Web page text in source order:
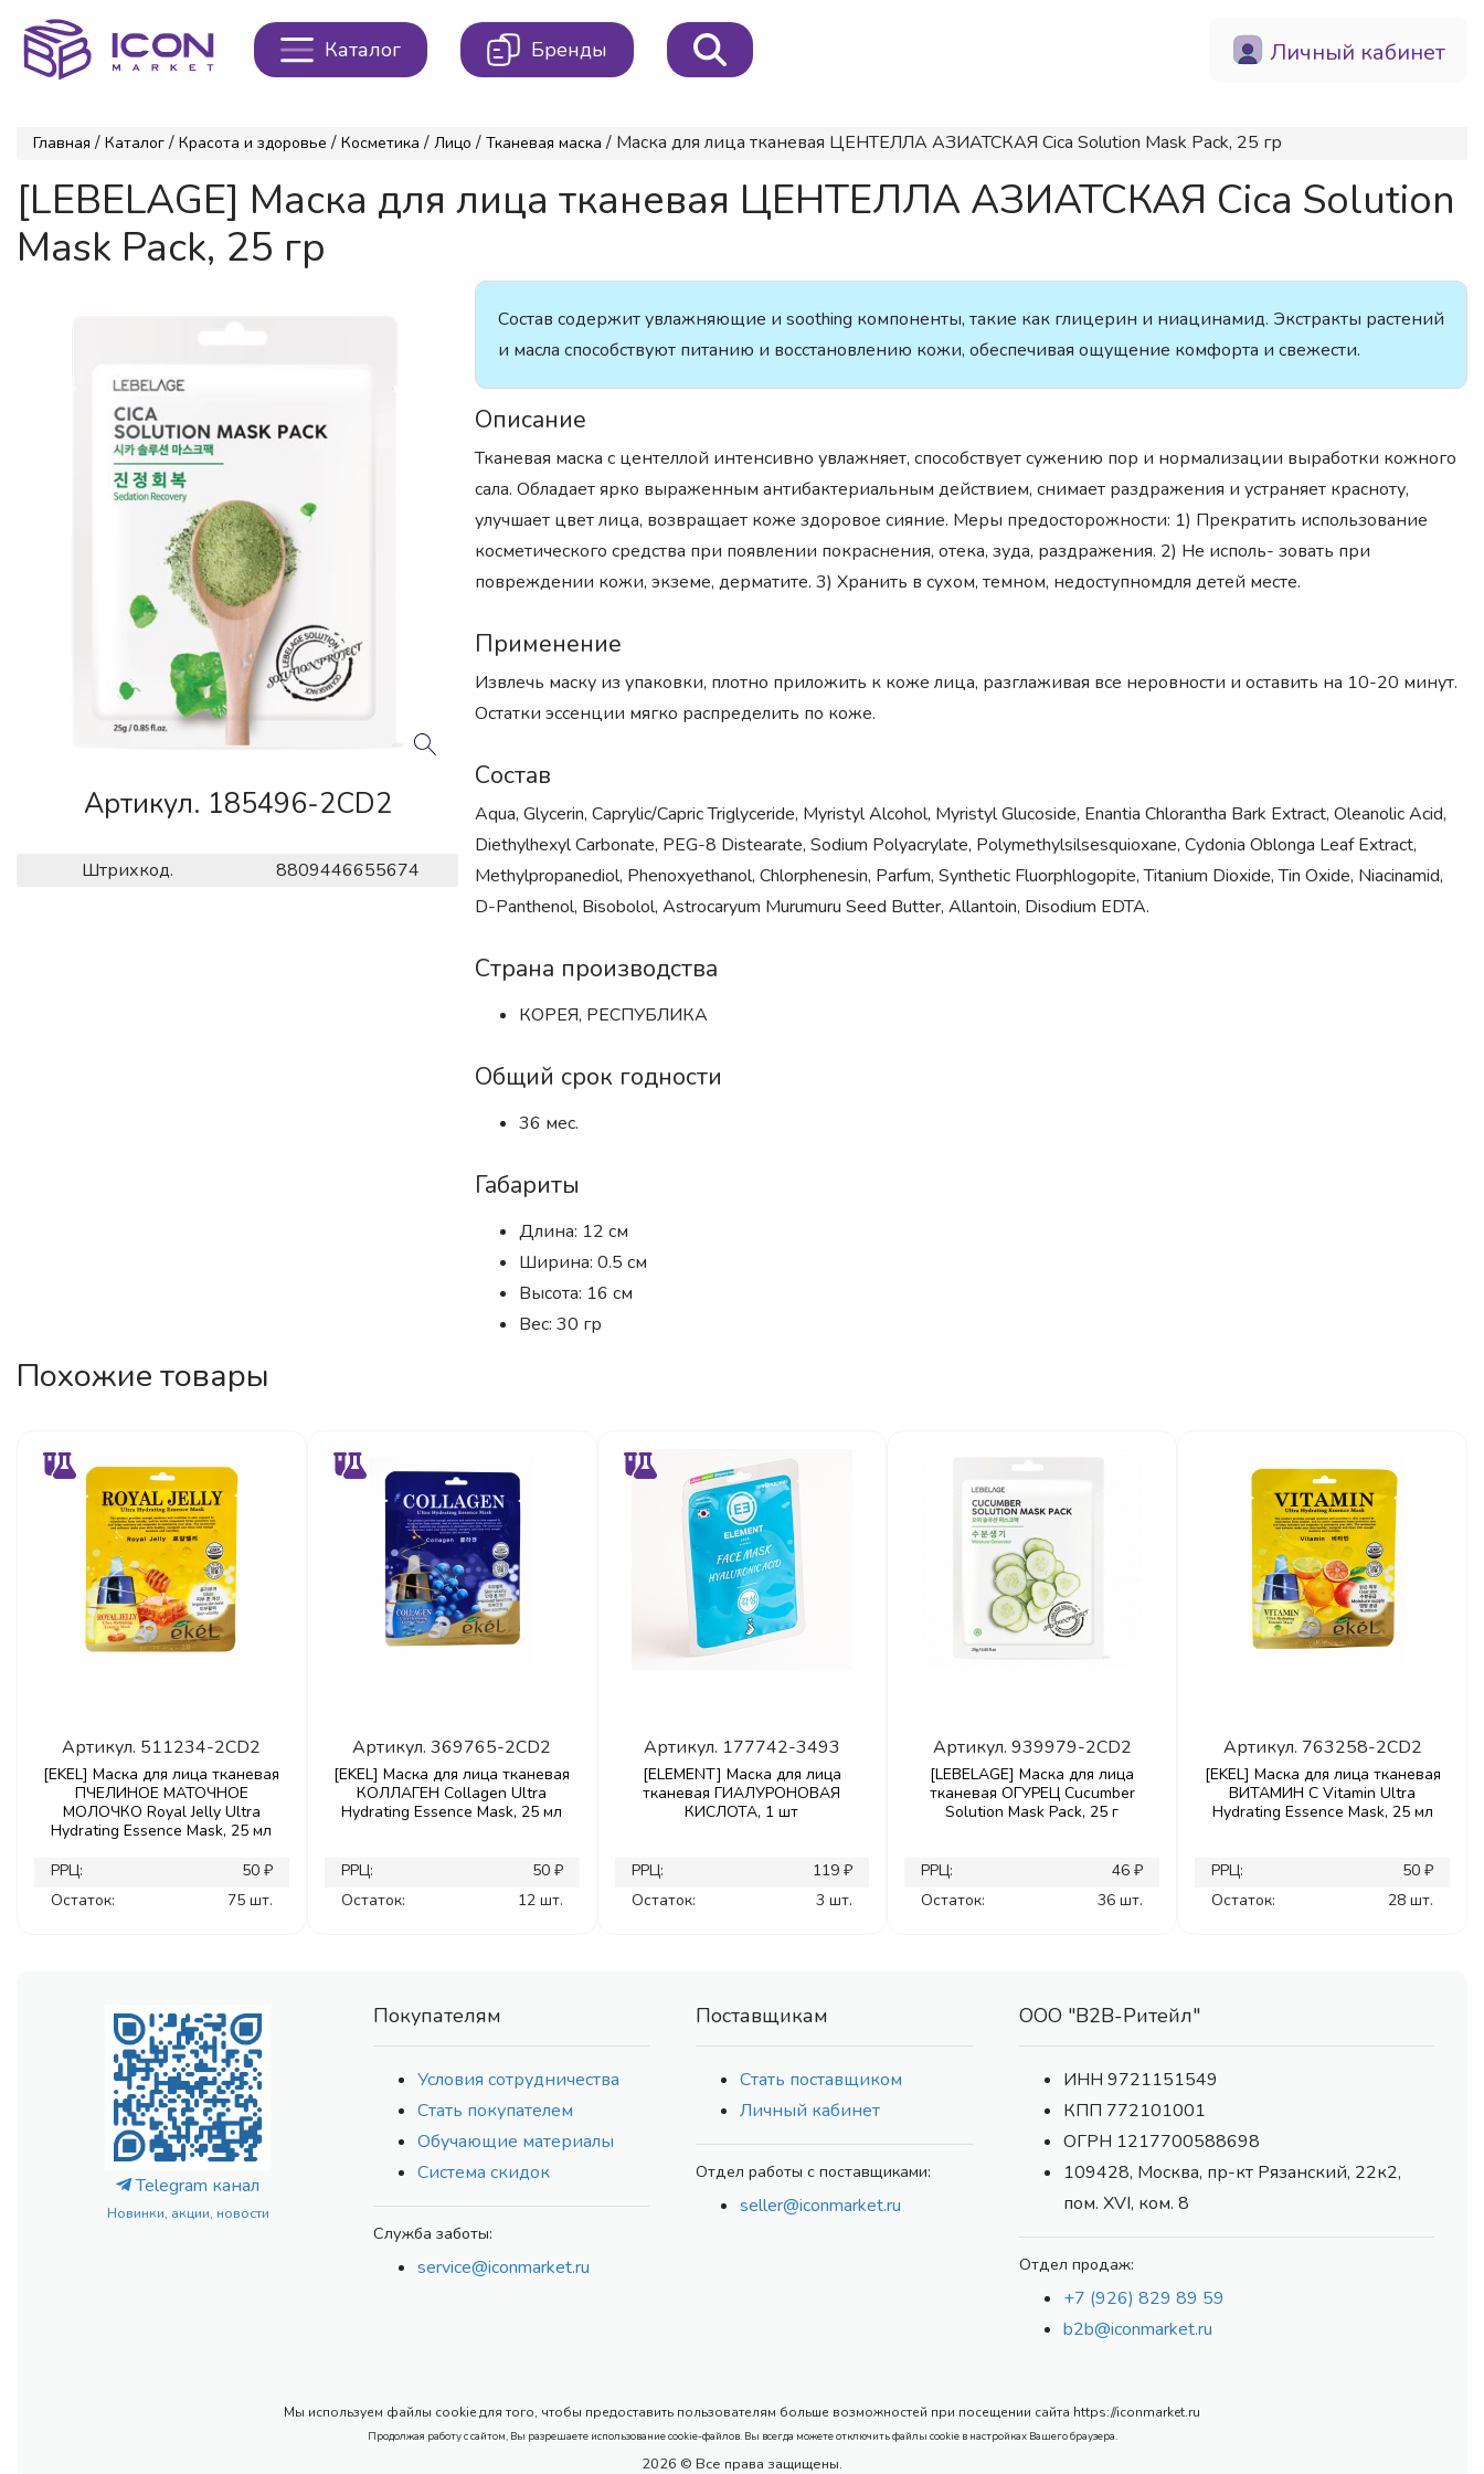
Каталог Бренды Личный кабинет
Главная / Каталог / Красота и здоровье / Косметика / Лицо / Тканевая маска / Маска для лица тканевая ЦЕНТЕЛЛА АЗИАТСКАЯ Cica Solution Mask Pack, 25 гр
[LEBELAGE] Маска для лица тканевая ЦЕНТЕЛЛА АЗИАТСКАЯ Cica Solution
Mask Pack, 25 гр
Артикул. 185496-2CD2
Штрихкод. 8809446655674
Состав содержит увлажняющие и soothing компоненты, такие как глицерин и ниацинамид. Экстракты растений
и масла способствуют питанию и восстановлению кожи, обеспечивая ощущение комфорта и свежести.
Описание
Тканевая маска с центеллой интенсивно увлажняет, способствует сужению пор и нормализации выработки кожного
сала. Обладает ярко выраженным антибактериальным действием, снимает раздражения и устраняет красноту,
улучшает цвет лица, возвращает коже здоровое сияние. Меры предосторожности: 1) Прекратить использование
косметического средства при появлении покраснения, отека, зуда, раздражения. 2) Не исполь- зовать при
повреждении кожи, экземе, дерматите. 3) Хранить в сухом, темном, недоступномдля детей месте.
Применение
Извлечь маску из упаковки, плотно приложить к коже лица, разглаживая все неровности и оставить на 10-20 минут.
Остатки эссенции мягко распределить по коже.
Состав
Aqua, Glycerin, Caprylic/Capric Triglyceride, Myristyl Alcohol, Myristyl Glucoside, Enantia Chlorantha Bark Extract, Oleanolic Acid,
Diethylhexyl Carbonate, PEG-8 Distearate, Sodium Polyacrylate, Polymethylsilsesquioxane, Cydonia Oblonga Leaf Extract,
Methylpropanediol, Phenoxyethanol, Chlorphenesin, Parfum, Synthetic Fluorphlogopite, Titanium Dioxide, Tin Oxide, Niacinamid,
D-Panthenol, Bisobolol, Astrocaryum Murumuru Seed Butter, Allantoin, Disodium EDTA.
Страна производства
КОРЕЯ, РЕСПУБЛИКА
Общий срок годности
36 мес.
Габариты
Длина: 12 см
Ширина: 0.5 см
Высота: 16 см
Вес: 30 гр
Похожие товары
Артикул. 511234-2CD2
[EKEL] Маска для лица тканевая
ПЧЕЛИНОЕ МАТОЧНОЕ
МОЛОЧКО Royal Jelly Ultra
Hydrating Essence Mask, 25 мл
РРЦ:
50 ₽
Остаток:
75 шт.
Артикул.369765-2CD2
[EKEL] Маска для лица тканевая
КОЛЛАГЕН Collagen Ultra
Hydrating Essence Mask, 25 мл
РРЦ:
50 ₽
Остаток:
12 шт.
Артикул. 177742-3493
[ELEMENT] Маска для лица
тканевая ГИАЛУРОНОВАЯ
КИСЛОТА, 1 шт
РРЦ:
119 ₽
Остаток:
3 шт.
Артикул. 939979-2CD2
[LEBELAGE] Маска для лица
тканевая ОГУРЕЦ Cucumber
Solution Mask Pack, 25 г
РРЦ:
46 ₽
Остаток:
36 шт.
Артикул. 763258-2CD2
[EKEL] Маска для лица тканевая
ВИТАМИН С Vitamin Ultra
Hydrating Essence Mask, 25 мл
РРЦ:
50 ₽
Остаток:
28 шт.
Telegram канал
Новинки, акции, новости
Покупателям
Условия сотрудничества
Стать покупателем
Обучающие материалы
Система скидок
Служба заботы:
service@iconmarket.ru
Поставщикам
Стать поставщиком
Личный кабинет
Отдел работы с поставщиками:
seller@iconmarket.ru
ООО "В2В-Ритейл"
ИНН 9721151549
КПП 772101001
ОГРН 1217700588698
109428, Москва, пр-кт Рязанский, 22к2,
пом. XVI, ком. 8
Отдел продаж:
+7 (926) 829 89 59
b2b@iconmarket.ru
Мы используем файлы cookie для того, чтобы предоставить пользователям больше возможностей при посещении сайта https://iconmarket.ru
Продолжая работу с сайтом, Вы разрешаете использование cookie-файлов. Вы всегда можете отключить файлы cookie в настройках Вашего браузера.
2026 © Все права защищены.